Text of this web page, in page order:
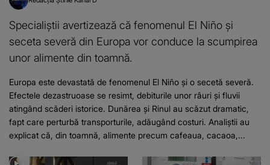
Specialiștii avertizează că fenomenul El Niño și
seceta severă din Europa vor conduce la scumpirea
unor alimente din toamnă.
Europa este devastată de fenomenul El Niño și o secetă severă.
Efectele dezastruoase se resimt, debiturile unor râuri și fluvii
atingând scăderi istorice. Dunărea și Rinul au scăzut dramatic,
fapt care perturbă transporturile, adăugând costuri. Analiștii au
explicat că, din toamnă, alimente precum cafeaua, cacaoa,...